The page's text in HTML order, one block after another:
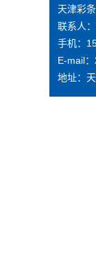
天津彩
联系人
手机：
E-mail
地址：